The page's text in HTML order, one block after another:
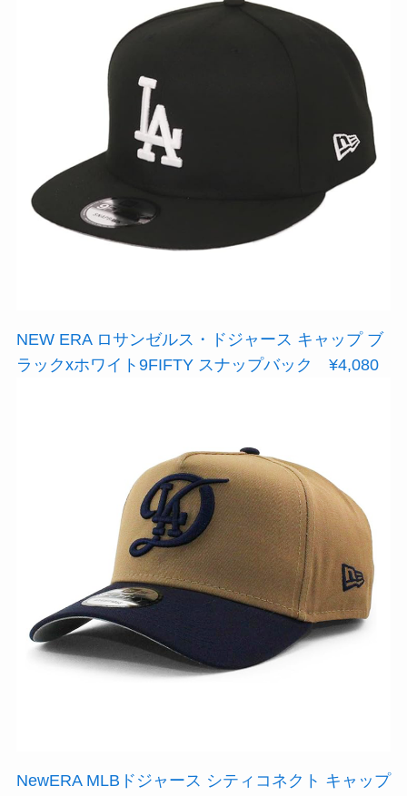
NEW ERA ロサンゼルス・ドジャース キャップ ブ
ラックxホワイト9FIFTY スナップバック ¥4,080
NewERA MLBドジャース シティコネクト キャップ